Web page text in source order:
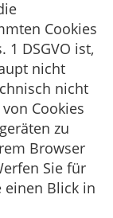
Cookies
1 DSGVO ist,
nicht
nicht
Cookies
zu
Browser
Sie für
Blick in